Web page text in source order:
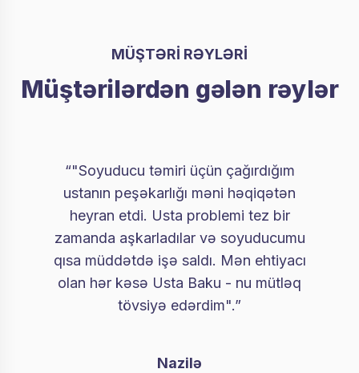
MÜŞTƏRİ RƏYLƏRİ
Müştərilərdən gələn rəylər
“"Soyuducu təmiri üçün çağırdığım
ustanın peşəkarlığı məni həqiqətən
heyran etdi. Usta problemi tez bir
zamanda aşkarladılar və soyuducumu
qısa müddətdə işə saldı. Mən ehtiyacı
olan hər kəsə Usta Baku - nu mütləq
tövsiyə edərdim".”
Nazilə